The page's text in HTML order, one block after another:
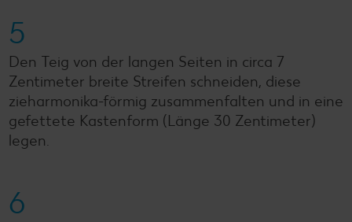
5
Den Teig von der langen Seiten in circa 7
Zentimeter breite Streifen schneiden, diese
zieharmonika-förmig zusammenfalten und in eine
gefettete Kastenform (Länge 30 Zentimeter)
legen.
6